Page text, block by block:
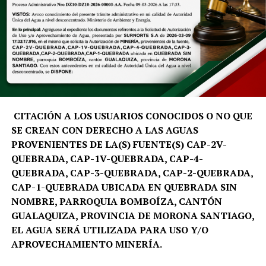
CITACIÓN A LOS USUARIOS CONOCIDOS O NO QUE
SE CREAN CON DERECHO A LAS AGUAS
PROVENIENTES DE LA(S) FUENTE(S) CAP-2V-
QUEBRADA, CAP-1V-QUEBRADA, CAP-4-
QUEBRADA, CAP-3-QUEBRADA, CAP-2-QUEBRADA,
CAP-1-QUEBRADA UBICADA EN QUEBRADA SIN
NOMBRE, PARROQUIA BOMBOÍZA, CANTÓN
GUALAQUIZA, PROVINCIA DE MORONA SANTIAGO,
EL AGUA SERÁ UTILIZADA PARA USO Y/O
APROVECHAMIENTO MINERÍA.